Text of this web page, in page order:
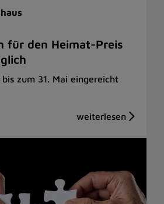
für den Heimat-Preis
zum 31. Mai eingereicht